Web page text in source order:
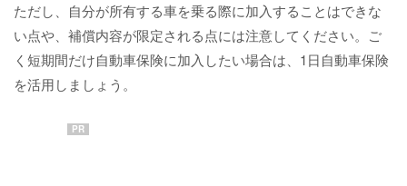
ただし、自分が所有する車を乗る際に加入することはできな
い点や、補償内容が限定される点には注意してください。ご
く短期間だけ自動車保険に加入したい場合は、1日自動車保険
を活用しましょう。
PR